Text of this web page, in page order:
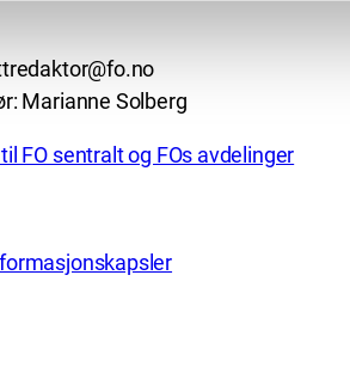
Marianne Solberg
FO sentralt og FOs avdelinger